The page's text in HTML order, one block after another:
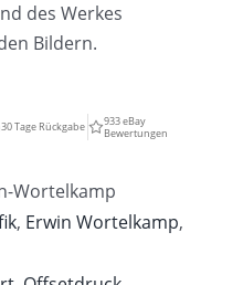
des Werkes
Bildern.
30 Tage Rückgabe
933 eBay
Bewertungen
Wortelkamp
, Erwin Wortelkamp,